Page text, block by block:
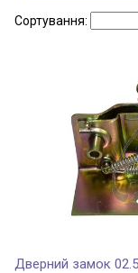
Сортування:
Дверний замок